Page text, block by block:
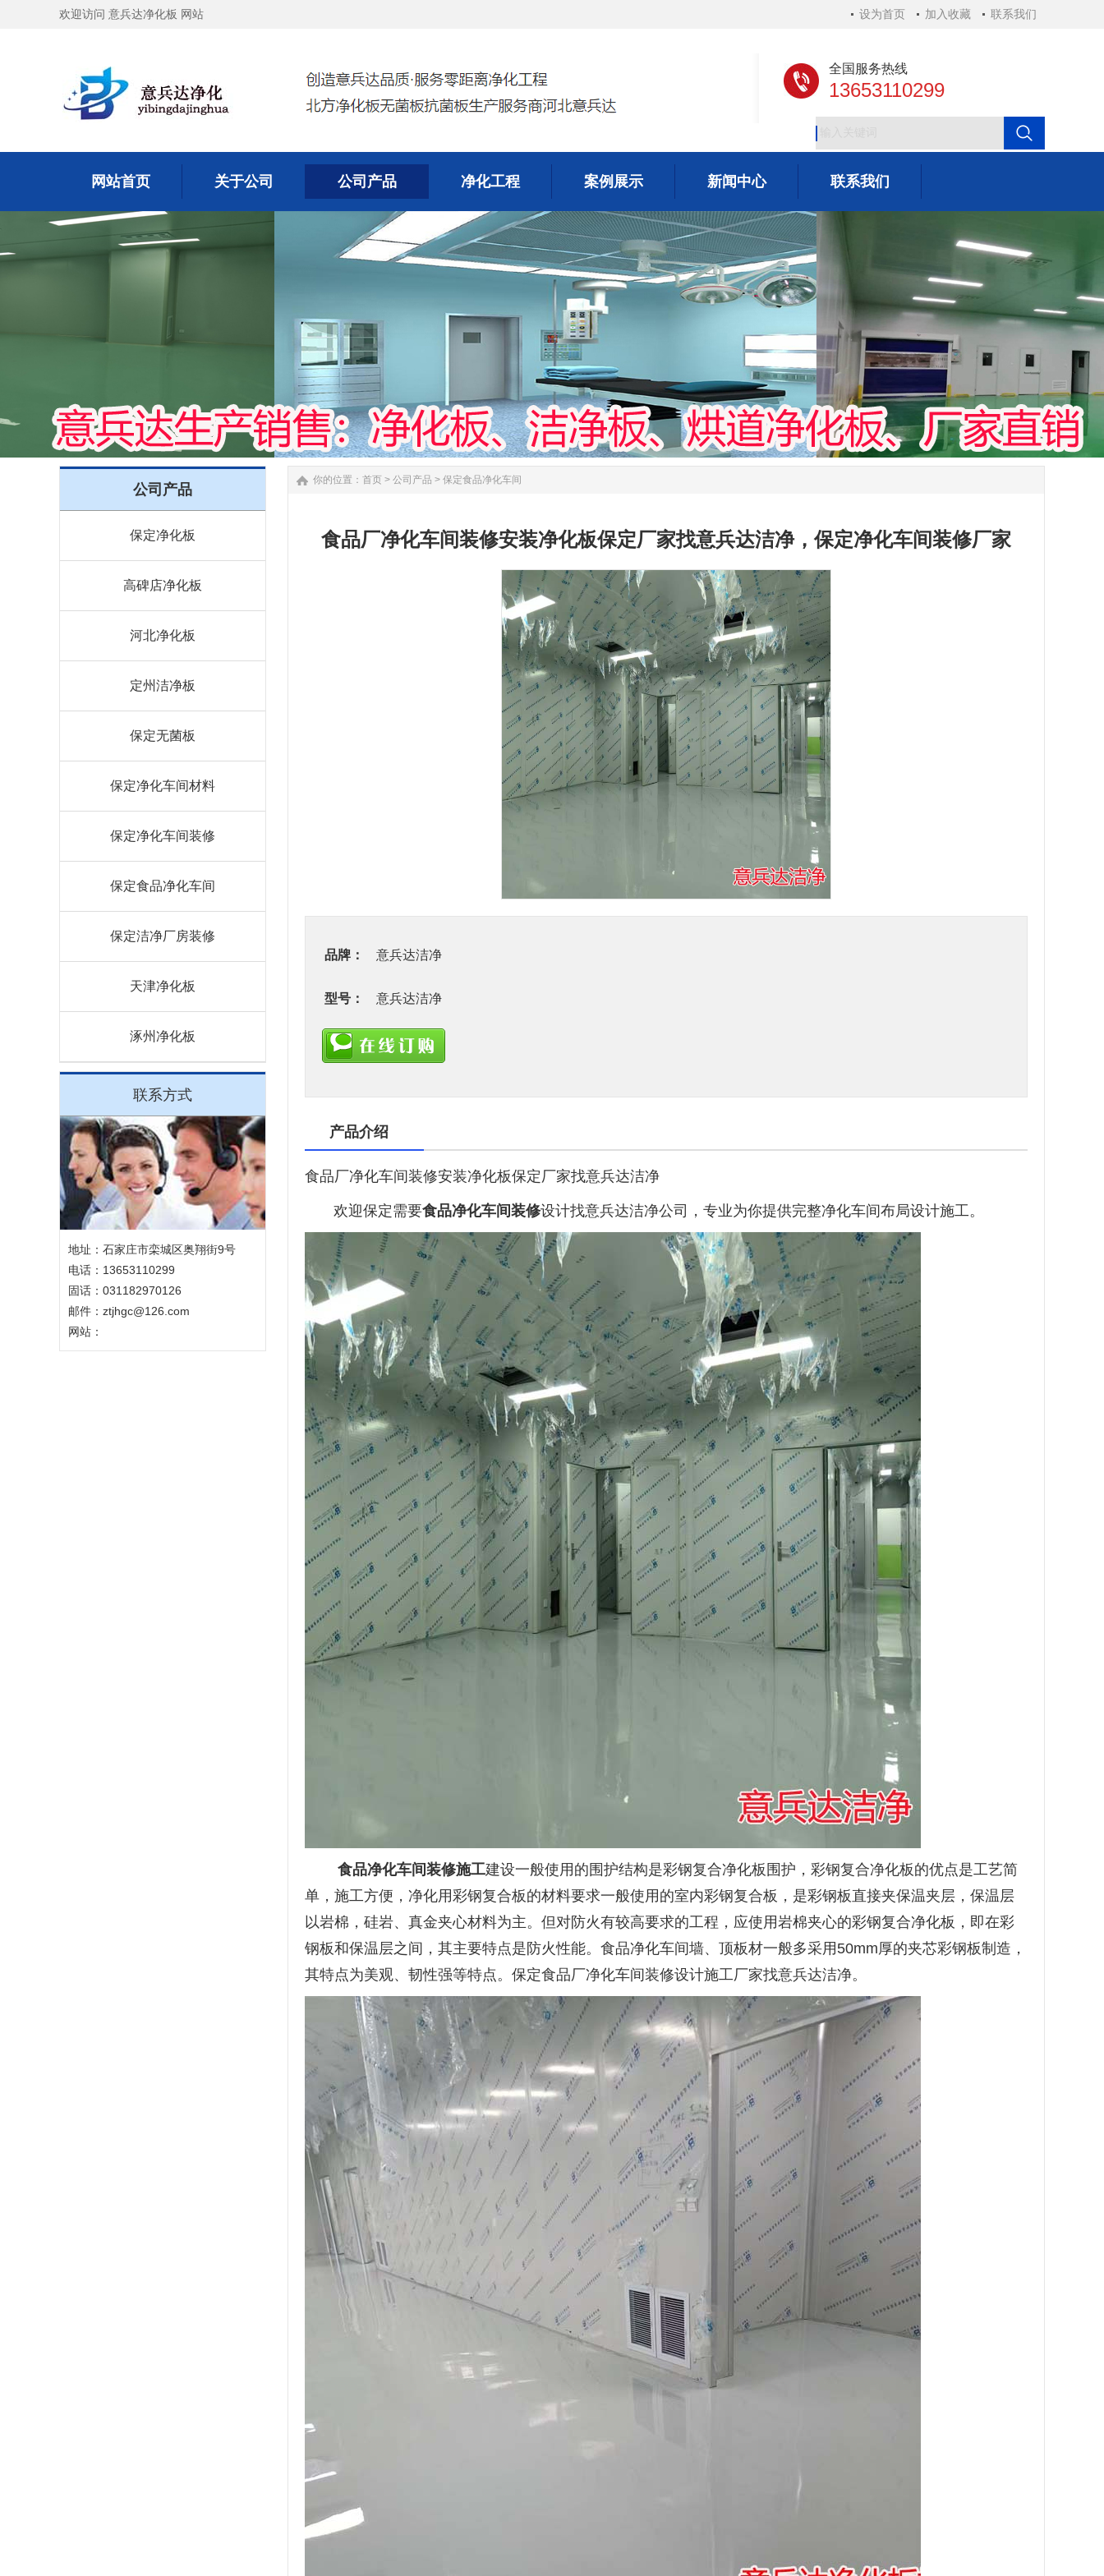
欢迎访问 意兵达净化板 网站 设为首页 加入收藏 联系我们
全国服务热线
13653110299
网站首页 关于公司 公司产品 净化工程 案例展示 新闻中心
联系我们
联系我们
公司产品
保定净化板
高碑店净化板
河北净化板
定州洁净板
保定无菌板
保定净化车间材料
保定净化车间装修
保定食品净化车间
保定洁净厂房装修
天津净化板
涿州净化板
联系方式
地址：石家庄市栾城区奥翔街9号
电话：13653110299
固话：031182970126
邮件：ztjhgc@126.com
网站：
你的位置： 首页 > 公司产品 > 保定食品净化车间
食品厂净化车间装修安装净化板保定厂家找意兵达洁净，保定净化车间装修厂家
品牌： 意兵达洁净
型号： 意兵达洁净
产品介绍
食品厂净化车间装修安装净化板保定厂家找意兵达洁净
欢迎保定需要食品净化车间装修设计找意兵达洁净公司，专业为你提供完整净化车间布局设计施工。
食品净化车间装修施工建设一般使用的围护结构是彩钢复合净化板围护，彩钢复合净化板的优点是工艺简
单，施工方便 ，净化用彩钢复合板的材料要求一般使用的室内彩钢复合板，是彩钢板直接夹保温夹层，保温层
以岩棉，硅岩、真金夹心材料为主。但对防火有较高要求的工程，应使用岩棉夹心的彩钢复合净化板，即在彩
钢板和保温层之间，其主要特点是防火性能。食品净化车间墙、顶板材一般多采用 50mm厚的夹芯彩钢板制造，
其特点为美观、韧性强等特点。保定食品厂净化车间装修设计施工厂家找意兵达洁净。